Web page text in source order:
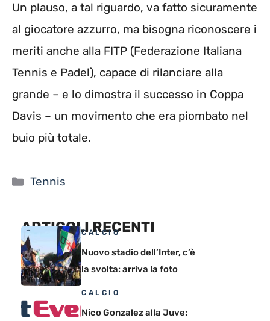
Un plauso, a tal riguardo, va fatto sicuramente
al giocatore azzurro, ma bisogna riconoscere i
meriti anche alla FITP (Federazione Italiana
Tennis e Padel), capace di rilanciare alla
grande – e lo dimostra il successo in Coppa
Davis – un movimento che era piombato nel
buio più totale.
Categorie
Tennis
ARTICOLI RECENTI
CALCIO
Nuovo stadio dell’Inter, c’è
la svolta: arriva la foto
CALCIO
Nico Gonzalez alla Juve: